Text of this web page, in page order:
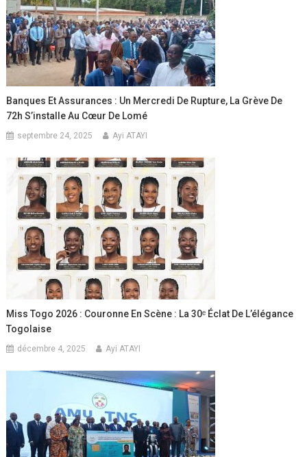
Banques Et Assurances : Un Mercredi De Rupture, La Grève De
72h S’installe Au Cœur De Lomé
septembre 24, 2025 Ayi ATAYI
Miss Togo 2026 : Couronne En Scène : La 30ᵉ Éclat De L’élégance
Togolaise
décembre 4, 2025 Ayi ATAYI